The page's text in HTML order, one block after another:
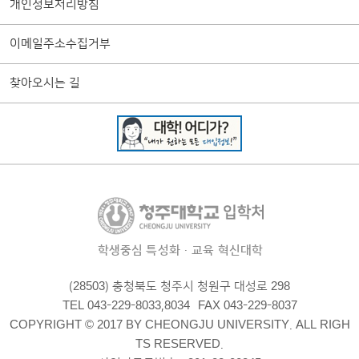
개인정보처리방침
이메일주소수집거부
찾아오시는 길
학생중심 특성화·교육 혁신대학
(28503) 충청북도 청주시 청원구 대성로 298
TEL 043-229-8033,8034
FAX 043-229-8037
COPYRIGHT © 2017 BY CHEONGJU UNIVERSITY. ALL RIGH
TS RESERVED.